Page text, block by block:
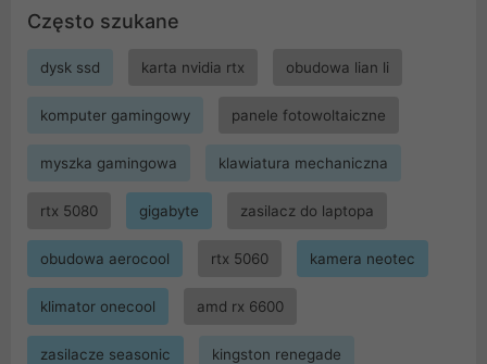
Często szukane
dysk ssd karta nvidia rtx obudowa lian li
komputer gamingowy panele fotowoltaiczne
myszka gamingowa klawiatura mechaniczna
rtx 5080 gigabyte zasilacz do laptopa
obudowa aerocool rtx 5060 kamera neotec
klimator onecool amd rx 6600
zasilacze seasonic kingston renegade